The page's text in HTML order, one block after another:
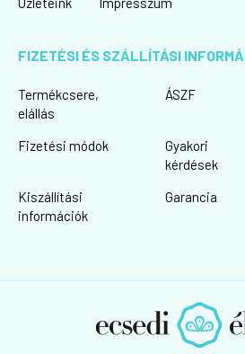
FIZETÉSI ÉS SZÁLLÍTÁSI
Termékcsere,
elállás
Fizetési módok
Kiszállítási
információk
ÁSZF
Gyakori
kérdések
Garancia